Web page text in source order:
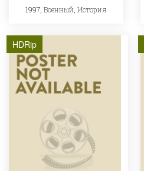
1997, Военный, История
HDRip